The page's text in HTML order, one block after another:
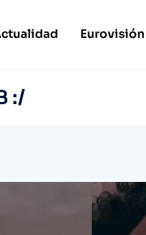
Eurovisión
:/